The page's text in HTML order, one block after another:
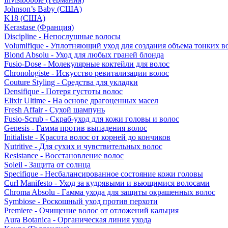
Johnson’s Baby (США)
K18 (США)
Kerastase (Франция)
Discipline - Непослушные волосы
Volumifique - Уплотняющий уход для создания объема тонких
Blond Absolu - Уход для любых граней блонда
Fusio-Dose - Молекулярные коктейли для волос
Chronologiste - Искусство ревитализации волос
Couture Styling - Средства для укладки
Densifique - Потеря густоты волос
Elixir Ultime - На основе драгоценных масел
Fresh Affair - Сухой шампунь
Fusio-Scrub - Скраб-уход для кожи головы и волос
Genesis - Гамма против выпадения волос
Initialiste - Красота волос от корней до кончиков
Nutritive - Для сухих и чувствительных волос
Resistance - Восстановление волос
Soleil - Защита от солнца
Specifique - Несбалансированное состояние кожи головы
Curl Manifesto - Уход за кудрявыми и вьющимися волосами
Chroma Absolu - Гамма ухода для защиты окрашенных волос
Symbiose - Роскошный уход против перхоти
Premiere - Очищение волос от отложений кальция
Aura Botanica - Органическая линия ухода